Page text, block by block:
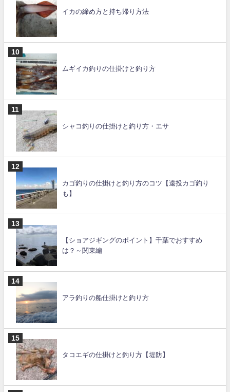
イカの締め方と持ち帰り方法
ムギイカ釣りの仕掛けと釣り方
シャコ釣りの仕掛けと釣り方・エサ
カゴ釣りの仕掛けと釣り方のコツ【遠投カゴ釣り
も】
【ショアジギングのポイント】千葉でおすすめ
は？～関東編
アラ釣りの船仕掛けと釣り方
タコエギの仕掛けと釣り方【堤防】